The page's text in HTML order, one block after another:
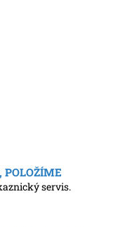
servis.